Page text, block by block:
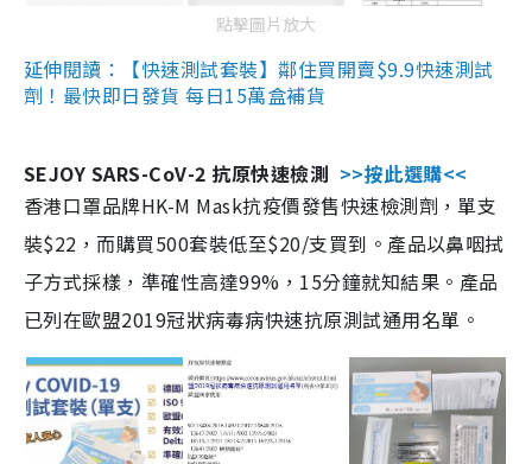
點擊圖片放大
延伸閱讀：【快速測試套裝】鄰住買開賣$9.9快速測試
劑！最快即日發貨 每日15萬盒補貨
SEJOY SARS-CoV-2 抗原快速檢測 >>按此選購<<
香港口罩品牌HK-M Mask抗疫價發售快速檢測劑，單支
裝$22，而購買500套裝低至$20/支買到。產品以鼻咽拭
子方式採樣，準確性高達99%，15分鐘就知結果。產品
已列在歐盟2019冠狀病毒病快速抗原測試通用名單。